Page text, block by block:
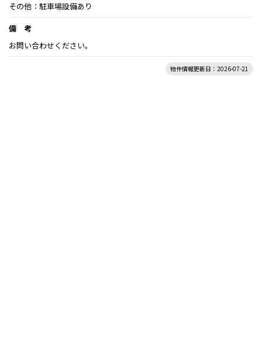
その他：駐車場設備あり
備 考
お問い合わせください。
物件情報更新日：2026-07-21